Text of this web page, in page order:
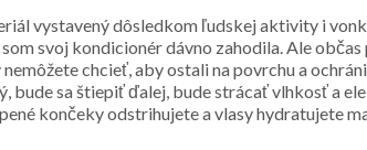
vystavený dôsledkom ľudskej aktivity i
svoj kondicionér dávno zahodila. Ale
chcieť, aby ostali na povrchu a
bude sa štiepiť ďalej, bude strácať vlhkosť a
končeky odstrihujete a vlasy hydratujete